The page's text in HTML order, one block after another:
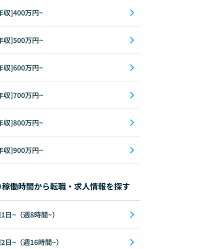
収]400万円~
収]500万円~
収]600万円~
収]700万円~
収]800万円~
収]900万円~
稼働時間から転職・求人情報を探す
日~（週8時間~）
日~（週16時間~）